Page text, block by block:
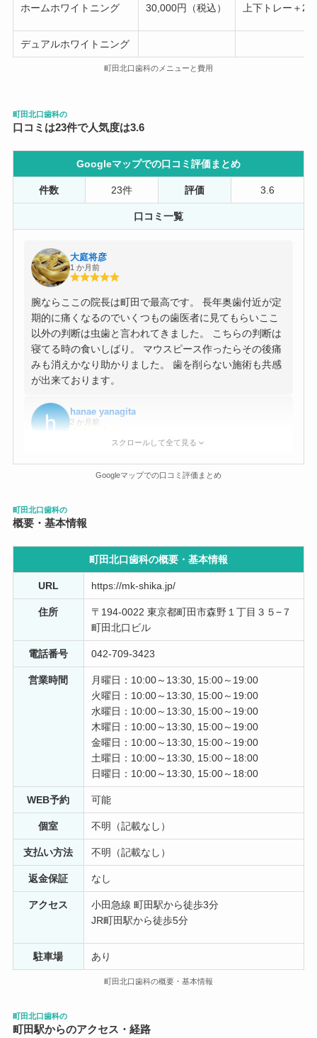
ホームホワイトニング 30,000円（税込） 上下トレー＋2
デュアルホワイトニング
町田北口歯科のメニューと費用
町田北口歯科の
口コミは23件で人気度は3.6
Googleマップでの口コミ評価まとめ
件数 23件 評価 3.6
口コミ一覧
スクロールして全て見る
大庭将彦
1 か月前
腕ならここの院長は町田で最高です。 長年奥歯付近が定
期的に痛くなるのでいくつもの歯医者に見てもらいここ
以外の判断は虫歯と言われてきました。 こちらの判断は
寝てる時の食いしばり。 マウスピース作ったらその後痛
みも消えかなり助かりました。 歯を削らない施術も共感
が出来ております。
hanae yanagita
2 か月前
いので、いろいろ相談を聞いていただきながら治療して
先生も色々経験値からのアドバイスと治療をしてくれま
す。
4 か月前
虫歯で頭痛がするほどでしたが予約しているにも関わら
ず時間外と言われて断られました。早く言ってくれれば
他の歯医者に行けたのに土壇場で断られキツすぎ！最悪
キララ
1 年前
先生も受付もすごく感じがよかったです。先生は腕も良
く信頼できます。 1つだけ残念だったのは、担当の衛生
士さんです。優しい方でしたが、説明も下手で、雑では
ないですが、手技がぎこちなく、型取り後口の周りにた
くさん型取りに使用した物が付いているのを知らずに家
に帰って顔を見てビックリしました。 他でやった時は、
きちんと拭いてくれたり、唇にワセリンを塗ってくれた
り、衛生士さんは細かな事を気にしてくれて、 丁寧な方
が多いですが、たまたま当たった方が経験不足だったの
かもしれませんね、もう少し指導されれば改善出来るの
で期待を込めて投稿しました。 他は全て満点です。
渡邉仁
クリーニングへ。歯の健診をした衛生士がとても親切に
歯の予防について説明してくれたのは印象深かった。予
防の重要性が分かって良かったかなと思った。特に歯周
たので、この医院が勧めている歯周病菌の除菌（名前は
忘れました）をやることにしてみた。タバコの汚れが落
Googleマップでの口コミ評価まとめ
町田北口歯科の
概要・基本情報
町田北口歯科の概要・ 基本情報
URL https://mk-shika.jp/
住所
〒194-0022 東京都町田市森野１丁目３５−７
町田北口ビル
電話番号 042-709-3423
営業時間
月曜日：10:00～13:30, 15:00～19:00
火曜日：10:00～13:30, 15:00～19:00
水曜日：10:00～13:30, 15:00～19:00
木曜日：10:00～13:30, 15:00～19:00
金曜日：10:00～13:30, 15:00～19:00
土曜日：10:00～13:30, 15:00～18:00
日曜日：10:00～13:30, 15:00～18:00
WEB予約 可能
個室 不明（記載なし）
支払い方法 不明（記載なし）
返金保証 なし
アクセス
小田急線 町田駅から徒歩3分
JR町田駅から徒歩5分
駐車場 あり
町田北口歯科の概要・基本情報
町田北口歯科の
町田駅からのアクセス・経路